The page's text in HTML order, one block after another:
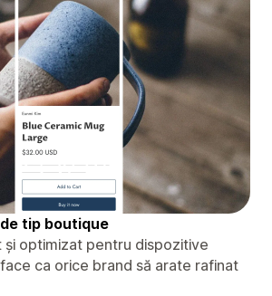
tip boutique
și optimizat pentru dispozitive
ca orice brand să arate rafinat